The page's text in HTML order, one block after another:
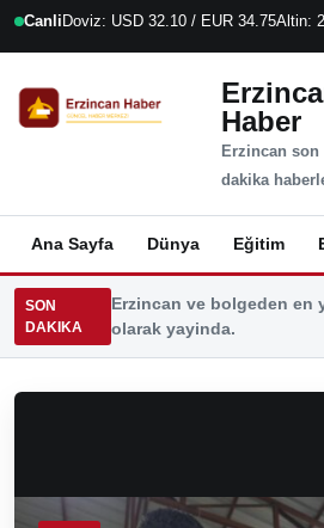
Canli Doviz: USD 32.10 / EUR 34.75Altin:
Haber
Erzincan son
dakika
Ana Sayfa Dünya Eğitim
SON
DAKIKA
Erzincan ve bolgeden en
olarak yayinda.